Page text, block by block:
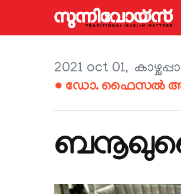
2021 oct 01
● ഡോ. ഫൈസൽ